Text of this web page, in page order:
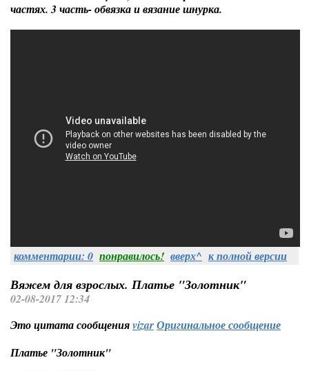
частях. 3 часть- обвязка и вязание шнурка.
комментарии: 0 понравилось! вверх^ к полной версии
Вяжем для взрослых. Платье "Золотник"
02-08-2017 12:34
Это цитата сообщенияvizarОригинальное сообщение
Платье "Золотник"